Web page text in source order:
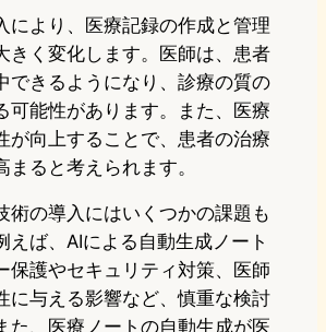
により、医療記録の作成と管理
きく変化します。医師は、患者
できるようになり、診療の質の
可能性があります。また、医療
が向上することで、患者の治療
まると考えられます。
術の導入にはいくつかの課題も
えば、AIによる自動生成ノート
保護やセキュリティ対策、医師
に与える影響など、慎重な検討
た、医療ノートの自動生成が医